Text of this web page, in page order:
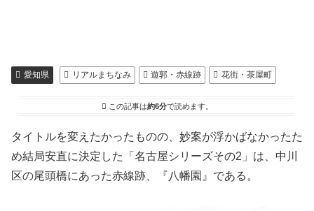
愛知県 リアルまちなみ 遊郭・赤線跡 花街・茶屋町
この記事は約6分で読めます。
タイトルを変えたかったものの、妙案が浮かばなかったた
め結局安直に決定した「名古屋シリーズその2」は、中川
区の尾頭橋にあった赤線跡、『八幡園』である。